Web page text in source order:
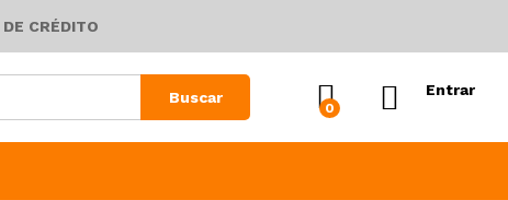
CRÉDITO
Buscar
0
Entrar